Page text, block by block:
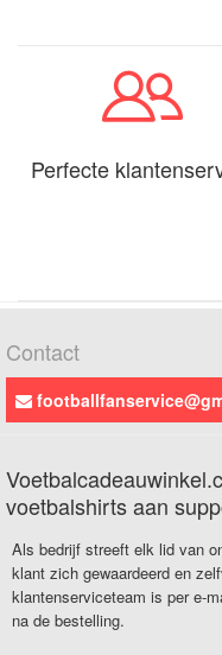
Perfecte
Contact
voetbalshirts aan
Als bedrijf streeft elk lid van
klant zich gewaardeerd en
klantenserviceteam is per e-
na de bestelling.